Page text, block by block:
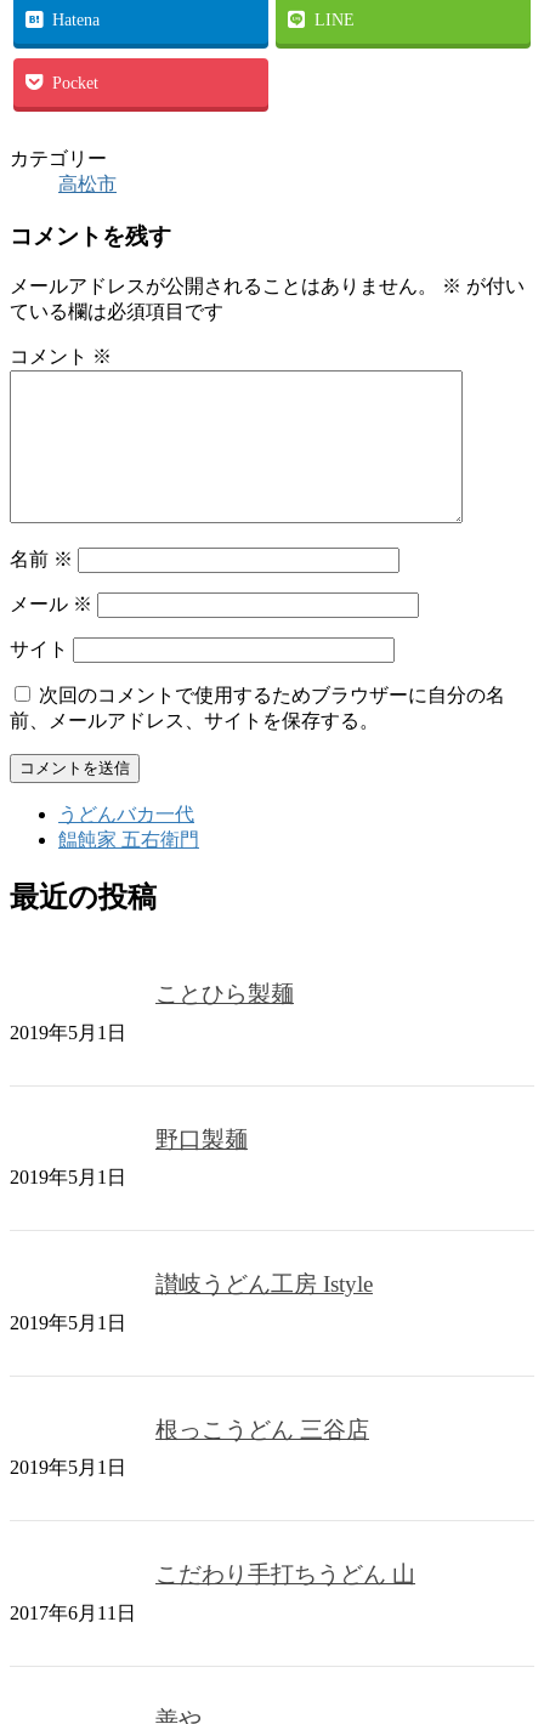
Hatena LINE
Pocket
カテゴリー
高松市
コメントを残す
メールアドレスが公開されることはありません。 ※ が付い
ている欄は必須項目です
コメント ※
名前 ※
メール ※
サイト
次回のコメントで使用するためブラウザーに自分の名
前、メールアドレス、サイトを保存する。
うどんバカ一代
饂飩家 五右衛門
最近の投稿
ことひら製麺
2019年5月1日
野口製麺
2019年5月1日
讃岐うどん工房 Istyle
2019年5月1日
根っこうどん 三谷店
2019年5月1日
こだわり手打ちうどん 山
2017年6月11日